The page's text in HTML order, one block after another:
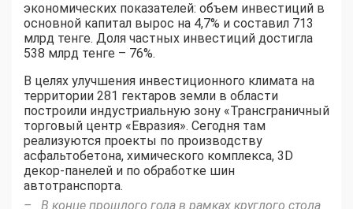
экономических показателей: объем инвестиций в
основной капитал вырос на 4,7% и составил 713
млрд тенге. Доля частных инвестиций достигла
538 млрд тенге – 76%.
В целях улучшения инвестиционного климата на
территории 281 гектаров земли в области
построили индустриальную зону «Трансграничный
торговый центр «Евразия». Сегодня там
реализуются проекты по производству
асфальтобетона, химического комплекса, 3D
декор-панелей и по обработке шин
автотранспорта.
– В конце прошлого года в рамках круглого стола